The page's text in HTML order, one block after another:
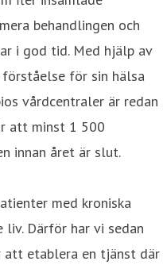
behandlingen och
i god tid. Med hjälp av
för sin hälsa
vårdcentraler är redan
att minst 1 500
innan året är slut.
med kroniska
Därför har vi sedan
att etablera en tjänst där